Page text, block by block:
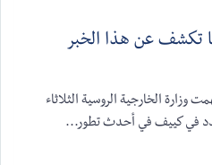
تكشف عن هذا الخبر
وزارة الخارجية الروسية الثلاثاء
في كييف في أحدث تطور...